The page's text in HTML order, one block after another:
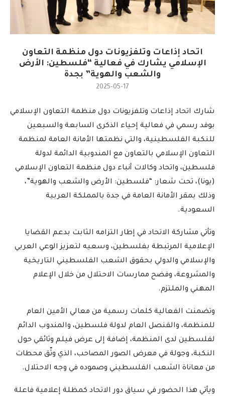
اتحاد إذاعات وتلفزيونات دول منظمة التعاون
الإسلامي يشارك في فعالية “فلسطين: الأرض
والشعب والهوية” بجدة
2025-05-17
شارك اتحاد إذاعات وتلفزيونات دول منظمة التعاون الإسلامي
بوفد رسمي في فعالية إحياء الذكرى السابعة والسبعين
للنكبة الفلسطينية، والتي نظمتها الأمانة العامة لمنظمة
التعاون الإسلامي بالتعاون مع المندوبية الدائمة لدولة
فلسطين، واتحاد وكالات أنباء دول منظمة التعاون الإسلامي
(يونا)، تحت شعار: “فلسطين: الأرض والشعب والهوية”،
وذلك بمقر الأمانة العامة في جدة بالمملكة العربية
السعودية.
وتأتي مشاركة الاتحاد في إطار التزامه الثابت بدعم القضايا
الإعلامية المرتبطة بفلسطين، وسعيه لتعزيز الوعي العربي
والإسلامي والدولي بحقوق الشعب الفلسطيني التاريخية
والمشروعة، وفضح ممارسات الاحتلال من خلال الإعلام
المهني والملتزم.
وتضمنت الفعالية كلمات رسمية من معالي الأمين العام
للمنظمة، والقنصل العام لدولة فلسطين، والمندوب الدائم
لفلسطين لدى المنظمة، إضافة إلى عرض فيلم وثائقي حول
النكبة، وجولة في معرض الصور المصاحب، الذي وثّق محطات
من معاناة الشعب الفلسطيني وصموده في وجه الاحتلال.
ويأتي هذا الحضور في سياق دور الاتحاد كمظلة إعلامية فاعلة